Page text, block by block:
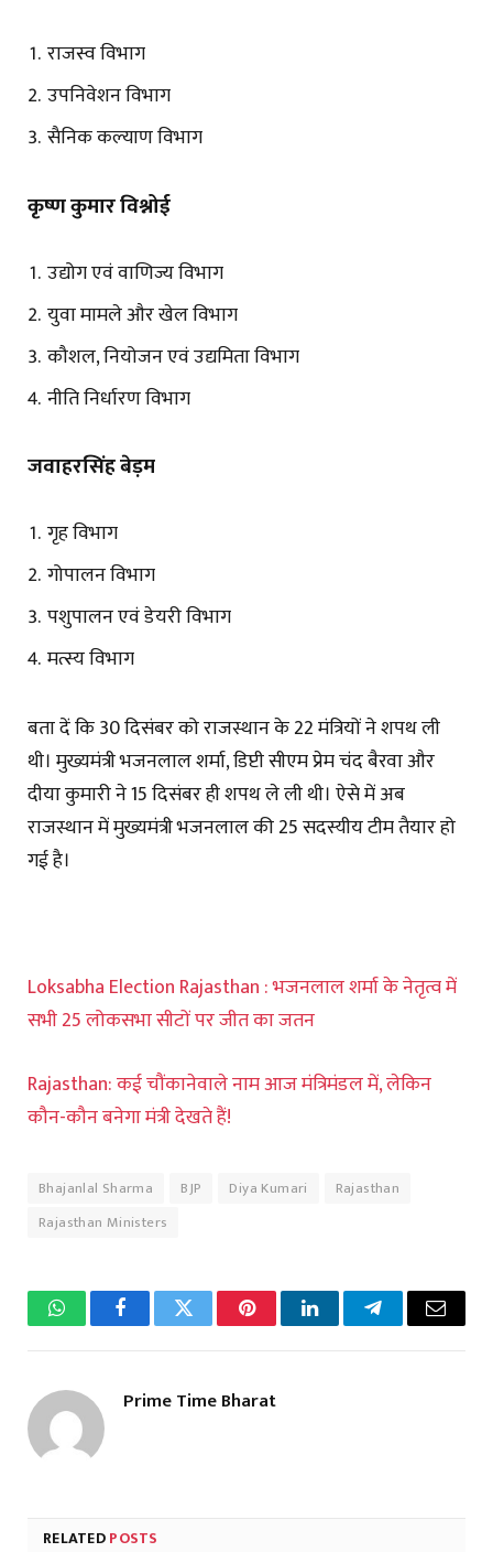
राजस्व विभाग
उपनिवेशन विभाग
सैनिक कल्याण विभाग
कृष्ण कुमार विश्नोई
उद्योग एवं वाणिज्य विभाग
युवा मामले और खेल विभाग
कौशल, नियोजन एवं उद्यमिता विभाग
नीति निर्धारण विभाग
जवाहरसिंह बेड़म
गृह विभाग
गोपालन विभाग
पशुपालन एवं डेयरी विभाग
मत्स्य विभाग
बता दें कि 30 दिसंबर को राजस्थान के 22 मंत्रियों ने शपथ ली
थी। मुख्यमंत्री भजनलाल शर्मा, डिप्टी सीएम प्रेम चंद बैरवा और
दीया कुमारी ने 15 दिसंबर ही शपथ ले ली थी। ऐसे में अब
राजस्थान में मुख्यमंत्री भजनलाल की 25 सदस्यीय टीम तैयार हो
गई है।
Loksabha Election Rajasthan : भजनलाल शर्मा के नेतृत्व में
सभी 25 लोकसभा सीटों पर जीत का जतन
Rajasthan: कई चौंकानेवाले नाम आज मंत्रिमंडल में, लेकिन
कौन-कौन बनेगा मंत्री देखते हैं!
Bhajanlal Sharma BJP Diya Kumari
Rajasthan
Rajasthan Ministers
WhatsAppFacebookTwitter PinterestLinkedInTelegramEmail
Prime Time Bharat
RELATEDPOSTS